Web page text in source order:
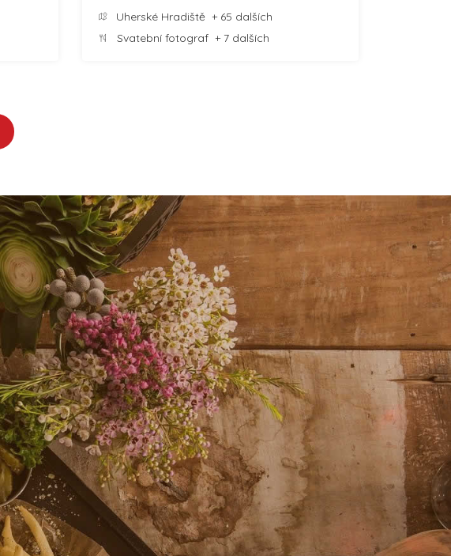
Uherské Hradiště + 65 dalších
Svatební fotograf + 7 dalších